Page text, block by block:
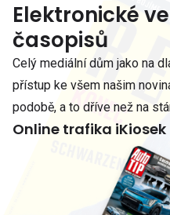
Elektronické
časopisů
Celý mediální dům jako na
přístup ke všem našim
podobě, a to dříve než na
Online trafika iKiosek